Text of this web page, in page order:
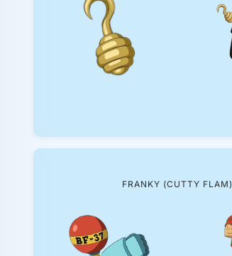
FRANKY (CUTTY FLAM)